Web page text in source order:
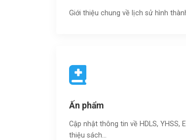
Giới thiệu chung về lịch sử hình
Ấn phẩm
Cập nhật thông tin về HDLS, YHSS,
thiệu sách…